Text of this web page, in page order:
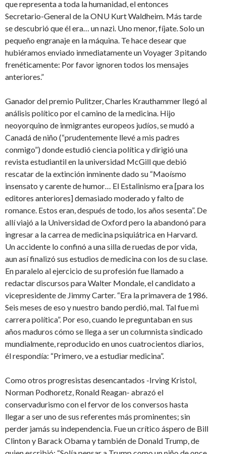
que representa a toda la humanidad, el entonces
Secretario-General de la ONU Kurt Waldheim. Más tarde
se descubrió que él era… un nazi. Uno menor, fíjate. Solo un
pequeño engranaje en la máquina. Te hace desear que
hubiéramos enviado inmediatamente un Voyager 3 pitando
frenéticamente: Por favor ignoren todos los mensajes
anteriores.”
Ganador del premio Pulitzer, Charles Krauthammer llegó al
análisis político por el camino de la medicina. Hijo
neoyorquino de inmigrantes europeos judíos, se mudó a
Canadá de niño (“prudentemente llevé a mis padres
conmigo”) donde estudió ciencia política y dirigió una
revista estudiantil en la universidad McGill que debió
rescatar de la extinción inminente dado su “Maoísmo
insensato y carente de humor… El Estalinismo era [para los
editores anteriores] demasiado moderado y falto de
romance. Estos eran, después de todo, los años sesenta”. De
allí viajó a la Universidad de Oxford pero la abandonó para
ingresar a la carrea de medicina psiquiátrica en Harvard.
Un accidente lo confinó a una silla de ruedas de por vida,
aun así finalizó sus estudios de medicina con los de su clase.
En paralelo al ejercicio de su profesión fue llamado a
redactar discursos para Walter Mondale, el candidato a
vicepresidente de Jimmy Carter. “Era la primavera de 1986.
Seis meses de eso y nuestro bando perdió, mal. Tal fue mi
carrera política”. Por eso, cuando le preguntaban en sus
años maduros cómo se llega a ser un columnista sindicado
mundialmente, reproducido en unos cuatrocientos diarios,
él respondía: “Primero, ve a estudiar medicina”.
Como otros progresistas desencantados -Irving Kristol,
Norman Podhoretz, Ronald Reagan- abrazó el
conservadurismo con el fervor de los conversos hasta
llegar a ser uno de sus referentes más prominentes; sin
perder jamás su independencia. Fue un crítico áspero de Bill
Clinton y Barack Obama y también de Donald Trump, de